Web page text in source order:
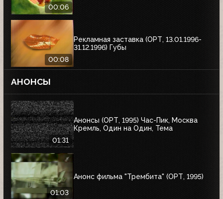
00:06
00:08
Рекламная заставка (ОРТ, 13.01.1996-
31.12.1996) Губы
АНОНСЫ
01:31
Анонсы (ОРТ, 1995) Час-Пик, Москва
Кремль, Один на Один, Тема
01:03
Анонс фильма "Трембита" (ОРТ, 1995)